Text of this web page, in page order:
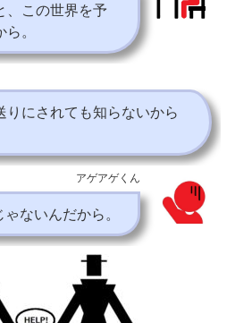
、この世界を予
。
りにされても知らないから
アゲアゲくん
ないんだから。